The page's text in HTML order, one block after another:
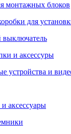
монтажных блоков
для
и аксессуры
устройства и
аксессуары